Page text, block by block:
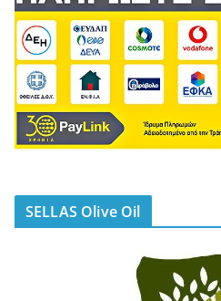
SELLAS Olive Oil